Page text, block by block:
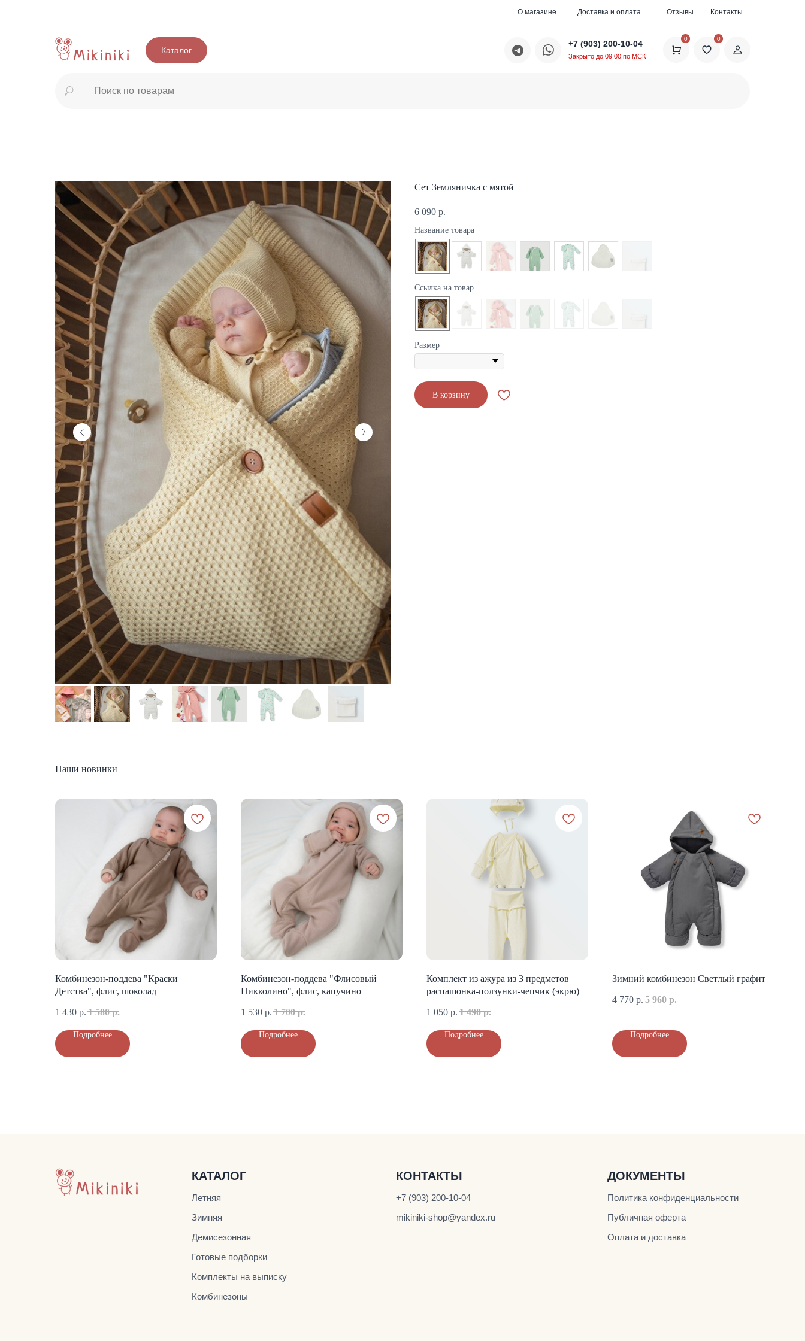
Каталог
0 0
О магазине Контакты
Отзывы
Доставка и оплата
+7 (903) 200-10-04
Закрыто до 09:00 по МСК
Сет Земляничка с мятой
6 090 р.
Название товара
Ссылка на товар
Размер
В корзину
Наши новинки
Комбинезон-поддева "Краски
Детства", флис, шоколад
1 430 р. 1 580 р.
Подробнее
Комбинезон-поддева "Флисовый
Пикколино", флис, капучино
1 530 р. 1 700 р.
Подробнее
Комплект из ажура из 3 предметов
распашонка-ползунки-чепчик (экрю)
1 050 р. 1 490 р.
Подробнее
Зимний комбинезон Светлый графит
4 770 р. 5 960 р.
Подробнее
Летняя
Зимняя
Демисезонная
Готовые подборки
Комплекты на выписку
Комбинезоны
КАТАЛОГ
+7 (903) 200-10-04
mikiniki-shop@yandex.ru
КОНТАКТЫ
Политика конфиденциальности
Публичная оферта
Оплата и доставка
ДОКУМЕНТЫ